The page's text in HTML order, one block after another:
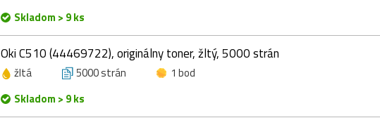
Skladom > 9 ks
Oki C510 (44469722), originálny toner, žltý, 5000 strán
žltá 5000 strán
1 bod
Skladom > 9 ks